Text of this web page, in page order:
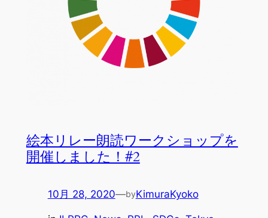
絵本リレー朗読ワークショップを
開催しました！#2
10月 28, 2020—byKimuraKyoko